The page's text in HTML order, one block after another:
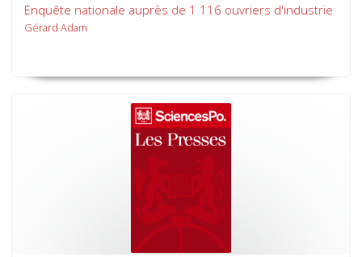
Enquête nationale auprès de 1 116 ouvriers d'industrie
Gérard Adam